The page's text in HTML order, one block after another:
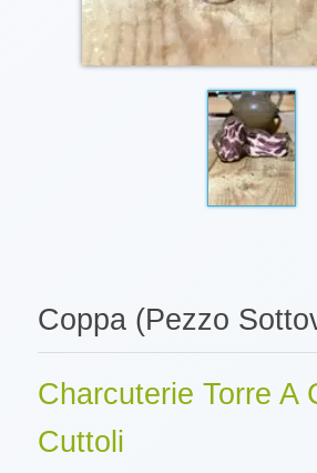
Coppa (Pezzo
Charcuterie Torre A
Cuttoli